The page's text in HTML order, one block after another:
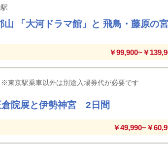
山 「大河ドラマ館」と 飛鳥・藤原の宮
￥99,900~￥
京駅乗車以外は別途入場券代が必要です
倉院展と伊勢神宮 2日間
￥49,990~￥